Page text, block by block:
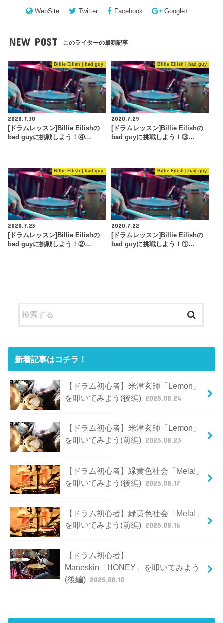
WebSite Twitter Facebook Google+
NEW POST このライターの最新記事
Billie Eilish | bad guy
2020.7.30
[ドラムレッスン]Billie Eilishの
bad guyに挑戦しよう！④…
Billie Eilish | bad guy
2020.7.29
[ドラムレッスン]Billie Eilishの
bad guyに挑戦しよう！③…
Billie Eilish | bad guy
2020.7.23
[ドラムレッスン]Billie Eilishの
bad guyに挑戦しよう！②…
Billie Eilish | bad guy
2020.7.22
[ドラムレッスン]Billie Eilishの
bad guyに挑戦しよう！①…
新着記事はコチラ！
【ドラム初心者】米津玄師「Lemon」
を叩いてみよう(後編) 2025.08.24
【ドラム初心者】米津玄師「Lemon」
を叩いてみよう(前編) 2025.08.23
【ドラム初心者】緑黄色社会「Mela!」
を叩いてみよう(後編) 2025.08.17
【ドラム初心者】緑黄色社会「Mela!」
を叩いてみよう(前編) 2025.08.16
【ドラム初心者】
Maneskin「HONEY」を叩いてみよう
(後編) 2025.08.10